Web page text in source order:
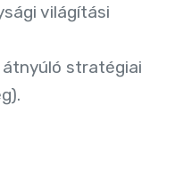
világítási
stratégiai